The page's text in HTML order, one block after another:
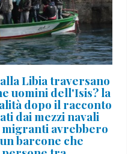
Libia traversano
uomini dell'Isis? la
dopo il racconto
dai mezzi navali
avrebbero
barcone che